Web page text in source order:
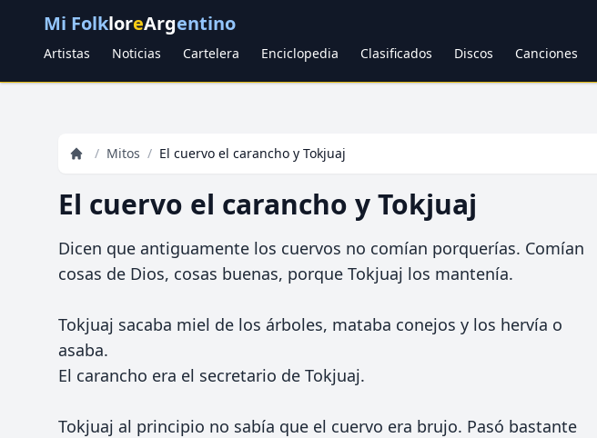
Mi FolkloreArgentino
Artistas Noticias Cartelera Enciclopedia Clasificados Discos Canciones
/ Mitos / El cuervo el carancho y Tokjuaj
El cuervo el carancho y Tokjuaj
Dicen que antiguamente los cuervos no comían porquerías. Comían
cosas de Dios, cosas buenas, porque Tokjuaj los mantenía.
Tokjuaj sacaba miel de los árboles, mataba conejos y los hervía o
asaba.
El carancho era el secretario de Tokjuaj.
Tokjuaj al principio no sabía que el cuervo era brujo. Pasó bastante